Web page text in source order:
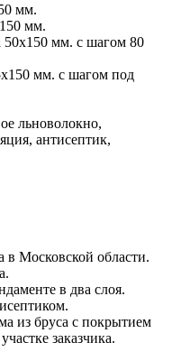
мм.
мм.
50х150 мм. с шагом 80
мм. с шагом под
льноволокно,
антисептик,
в Московской области.
в два слоя.
из бруса с покрытием
заказчика.